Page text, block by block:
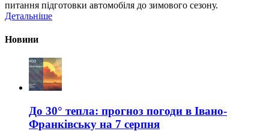
питання підготовки автомобіля до зимового сезону.
Детальніше
Новини
До 30° тепла: прогноз погоди в Івано-
Франківську на 7 серпня